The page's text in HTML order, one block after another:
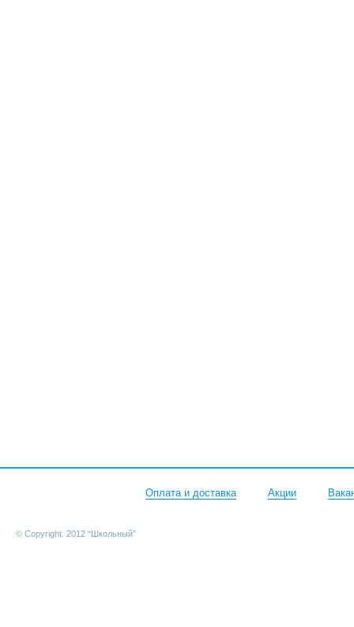
Оплата и доставка Акции
© Copyright. 2012 “Школьный”